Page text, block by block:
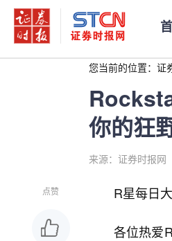
您当前的位置： 证
你的狂
来源：证券时报网
点赞 R星每日
各位热爱